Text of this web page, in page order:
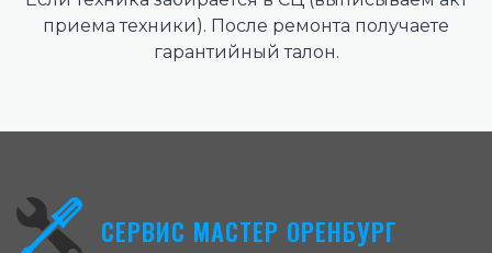
приема техники). После ремонта получаете
гарантийный талон.
СЕРВИС МАСТЕР ОРЕНБУРГ